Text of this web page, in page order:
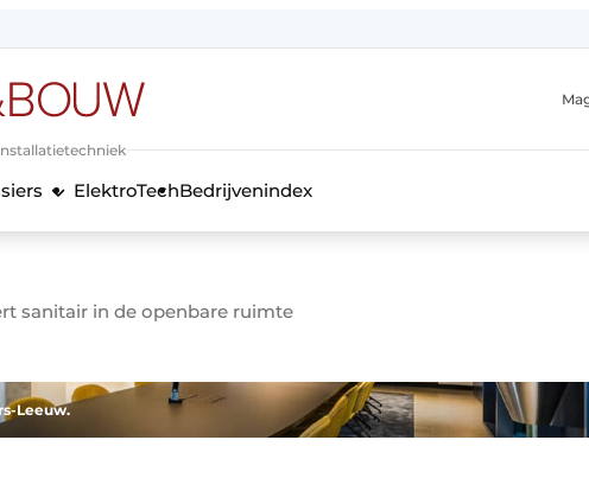
de aanmelding
ElektroTechBedrijvenindex
sanitair in de openbare ruimte
Leeuw.